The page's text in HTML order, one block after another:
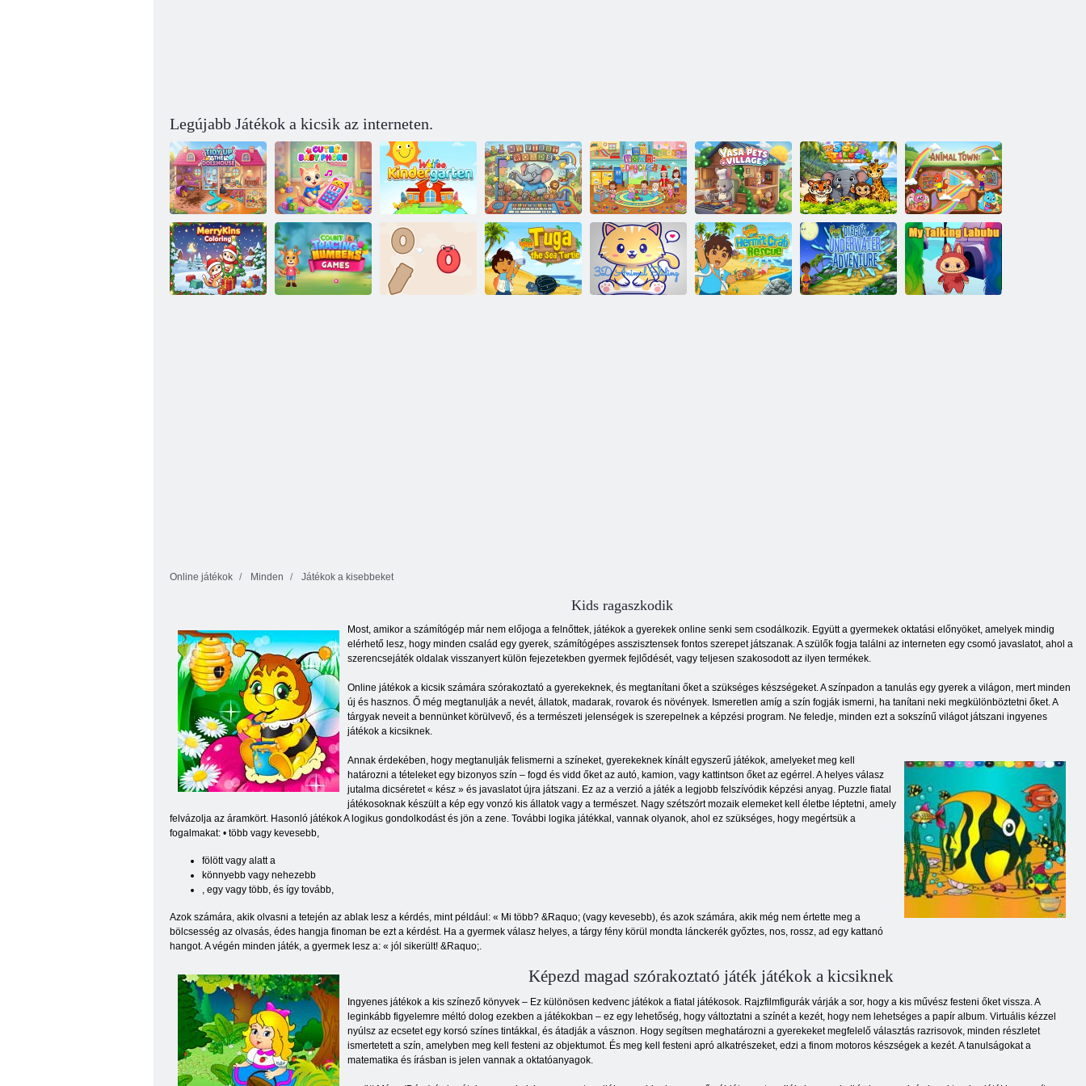
Legújabb Játékok a kicsik az interneten.
Tegye rendbe a
babaházat
Aranyos baba
telefon
Wolfoos Óvoda Első szavaim
Az én városom
napközi
Yasa Pets
Village
Joy Tiles Easy Állatváros
Online játékok Minden Játékok a kisebbeket
Kids ragaszkodik
Most, amikor a számítógép már nem előjoga a felnőttek, játékok a gyerekek online senki sem csodálkozik. Együtt a gyermekek oktatási előnyöket, amelyek mindig
elérhető lesz, hogy minden család egy gyerek, számítógépes asszisztensek fontos szerepet játszanak. A szülők fogja találni az interneten egy csomó javaslatot, ahol a
szerencsejáték oldalak visszanyert külön fejezetekben gyermek fejlődését, vagy teljesen szakosodott az ilyen termékek.
Online játékok a kicsik számára szórakoztató a gyerekeknek, és megtanítani őket a szükséges készségeket. A színpadon a tanulás egy gyerek a világon, mert minden
új és hasznos. Ő még megtanulják a nevét, állatok, madarak, rovarok és növények. Ismeretlen amíg a szín fogják ismerni, ha tanítani neki megkülönböztetni őket. A
tárgyak neveit a bennünket körülvevő, és a természeti jelenségek is szerepelnek a képzési program. Ne feledje, minden ezt a sokszínű világot játszani ingyenes
játékok a kicsiknek.
Annak érdekében, hogy megtanulják felismerni a színeket, gyerekeknek kínált egyszerű játékok, amelyeket meg kell
határozni a tételeket egy bizonyos szín – fogd és vidd őket az autó, kamion, vagy kattintson őket az egérrel. A helyes válasz
jutalma dicséretet « kész » és javaslatot újra játszani. Ez az a verzió a játék a legjobb felszívódik képzési anyag. Puzzle fiatal
játékosoknak készült a kép egy vonzó kis állatok vagy a természet. Nagy szétszórt mozaik elemeket kell életbe léptetni, amely
felvázolja az áramkört. Hasonló játékok A logikus gondolkodást és jön a zene. További logika játékkal, vannak olyanok, ahol ez szükséges, hogy megértsük a
fogalmakat: • több vagy kevesebb,
fölött vagy alatt a
könnyebb vagy nehezebb
, egy vagy több, és így tovább,
Azok számára, akik olvasni a tetején az ablak lesz a kérdés, mint például: « Mi több? &Raquo; (vagy kevesebb), és azok számára, akik még nem értette meg a
bölcsesség az olvasás, édes hangja finoman be ezt a kérdést. Ha a gyermek válasz helyes, a tárgy fény körül mondta lánckerék győztes, nos, rossz, ad egy kattanó
hangot. A végén minden játék, a gyermek lesz a: « jól sikerült! &Raquo;.
Képezd magad szórakoztató játék játékok a kicsiknek
Ingyenes játékok a kis színező könyvek – Ez különösen kedvenc játékok a fiatal játékosok. Rajzfilmfigurák várják a sor, hogy a kis művész festeni őket vissza. A
leginkább figyelemre méltó dolog ezekben a játékokban – ez egy lehetőség, hogy változtatni a színét a kezét, hogy nem lehetséges a papír album. Virtuális kézzel
nyúlsz az ecsetet egy korsó színes tintákkal, és átadják a vásznon. Hogy segítsen meghatározni a gyerekeket megfelelő választás razrisovok, minden részletet
ismertetett a szín, amelyben meg kell festeni az objektumot. És meg kell festeni apró alkatrészeket, edzi a finom motoros készségek a kezét. A tanulságokat a
matematika és írásban is jelen vannak a oktatóanyagok.